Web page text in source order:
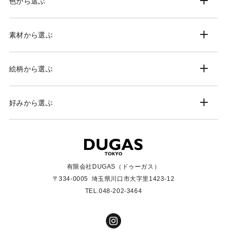
素材から選ぶ
絵柄から選ぶ
好みから選ぶ
有限会社DUGAS（ドゥーガス）
〒334-0005 埼玉県川口市大字里1423-12
TEL.048-202-3464